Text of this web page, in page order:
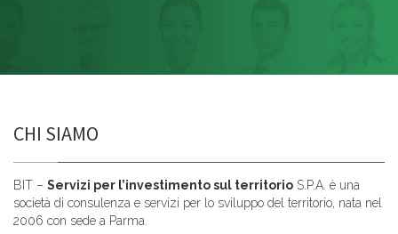
CHI SIAMO
BIT – Servizi per l’investimento sul territorio S.P.A. è una
società di consulenza e servizi per lo sviluppo del territorio, nata nel
2006 con sede a Parma.